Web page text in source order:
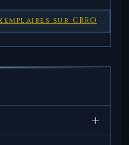
sur CRRO
+